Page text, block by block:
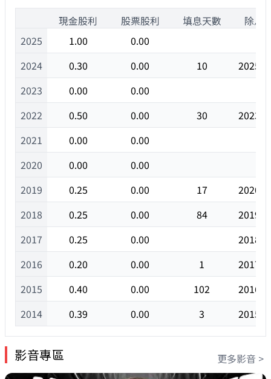
2025
2024
2023
2022
2021
2020
2019
2018
2017
2016
2015
2014
現金股利 股票股利 填息天數
除息
1.00
0.00
0.30
0.00 10
2025/
0.00
0.00
0.50
0.00 30
2023/
0.00
0.00
0.00
0.00
0.25
0.00 17
2020/
0.25
0.00 84
2019/
0.25
0.00
2018/
0.20
0.00 1
2017/
0.40
0.00 102
2016/
0.39
0.00 3 2015/
影音專區 更多影音 >